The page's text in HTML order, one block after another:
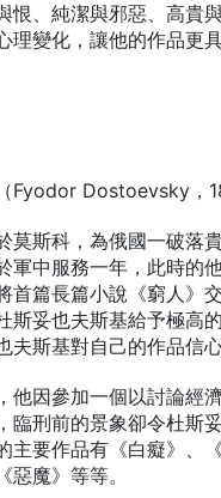
恨、純潔與邪惡、高貴
理變化，讓他的作品更
Fyodor Dostoevsky，
莫斯科，為俄國一破落
軍中服務一年，此時的
首篇長篇小說《窮人》
斯妥也夫斯基給予極高
夫斯基對自己的作品信
他因參加一個以討論經
臨刑前的景象卻令杜斯
主要作品有《白癡》、
惡魔》等等。